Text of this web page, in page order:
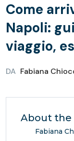
Come
Napoli:
viaggio,
DA Fabiana
About the
Fabiana